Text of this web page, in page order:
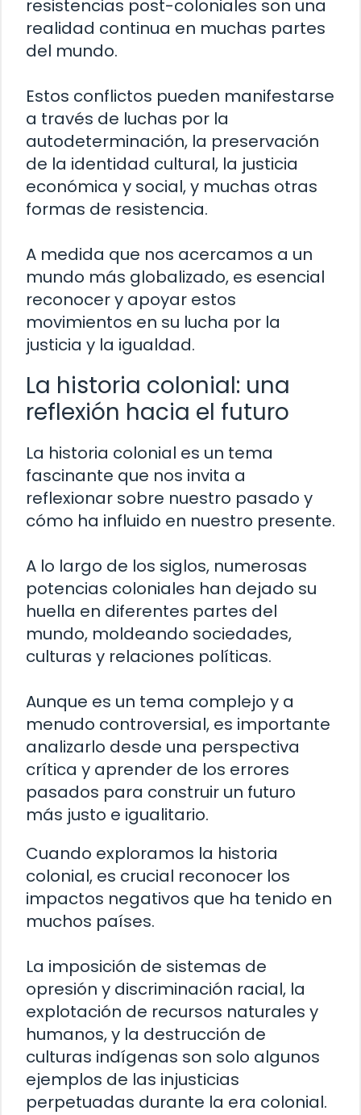
resistencias post-coloniales son una
realidad continua en muchas partes
del mundo.
Estos conflictos pueden manifestarse
a través de luchas por la
autodeterminación, la preservación
de la identidad cultural, la justicia
económica y social, y muchas otras
formas de resistencia.
A medida que nos acercamos a un
mundo más globalizado, es esencial
reconocer y apoyar estos
movimientos en su lucha por la
justicia y la igualdad.
La historia colonial: una
reflexión hacia el futuro
La historia colonial es un tema
fascinante que nos invita a
reflexionar sobre nuestro pasado y
cómo ha influido en nuestro presente.
A lo largo de los siglos, numerosas
potencias coloniales han dejado su
huella en diferentes partes del
mundo, moldeando sociedades,
culturas y relaciones políticas.
Aunque es un tema complejo y a
menudo controversial, es importante
analizarlo desde una perspectiva
crítica y aprender de los errores
pasados para construir un futuro
más justo e igualitario.
Cuando exploramos la historia
colonial, es crucial reconocer los
impactos negativos que ha tenido en
muchos países.
La imposición de sistemas de
opresión y discriminación racial, la
explotación de recursos naturales y
humanos, y la destrucción de
culturas indígenas son solo algunos
ejemplos de las injusticias
perpetuadas durante la era colonial.